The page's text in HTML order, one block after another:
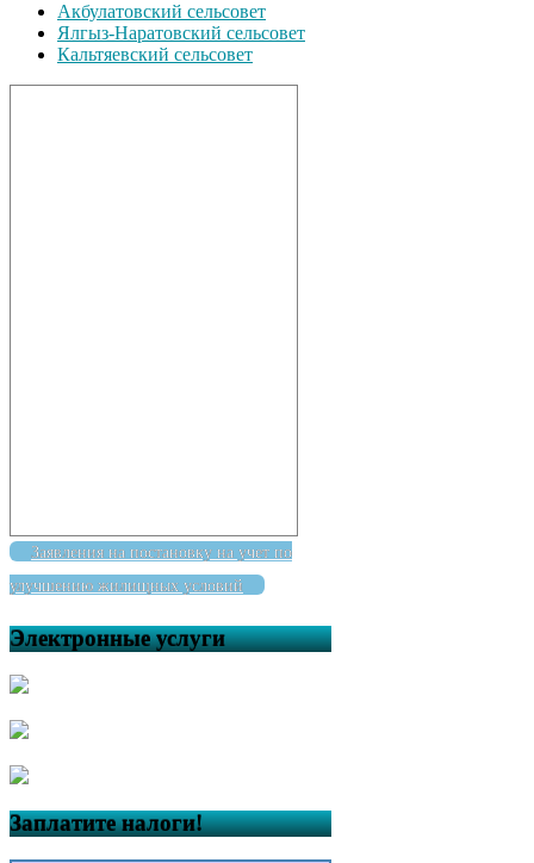
Акбулатовский сельсовет
Ялгыз-Наратовский сельсовет
Кальтяевский сельсовет
Заявления на постановку на учет по
улучшению жилищных условий
Электронные услуги
Заплатите налоги!